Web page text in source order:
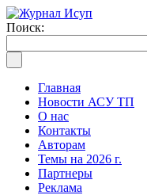
Поиск:
Главная
Новости АСУ ТП
О нас
Контакты
Авторам
Темы на 2026 г.
Партнеры
Реклама